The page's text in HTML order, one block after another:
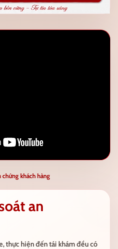
khách hàng
an
thực hiện đến tái khám đều có